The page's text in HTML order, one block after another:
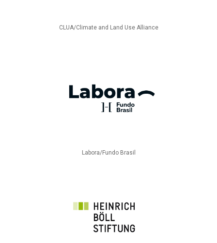
CLUA/Climate and Land Use Alliance
Labora/Fundo Brasil